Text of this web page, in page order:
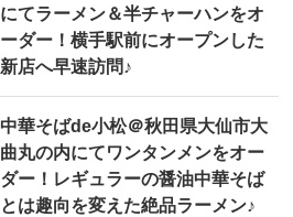
にてラーメン＆半チャーハンをオ
ーダー！横手駅前にオープンした
新店へ早速訪問♪
中華そばde小松＠秋田県大仙市大
曲丸の内にてワンタンメンをオー
ダー！レギュラーの醤油中華そば
とは趣向を変えた絶品ラーメン♪